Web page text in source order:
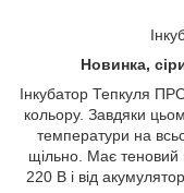
Новинка,
Інкубатор Тепкуля
кольору. Завдяки
температури на
щільно. Має теновий
220 В і від